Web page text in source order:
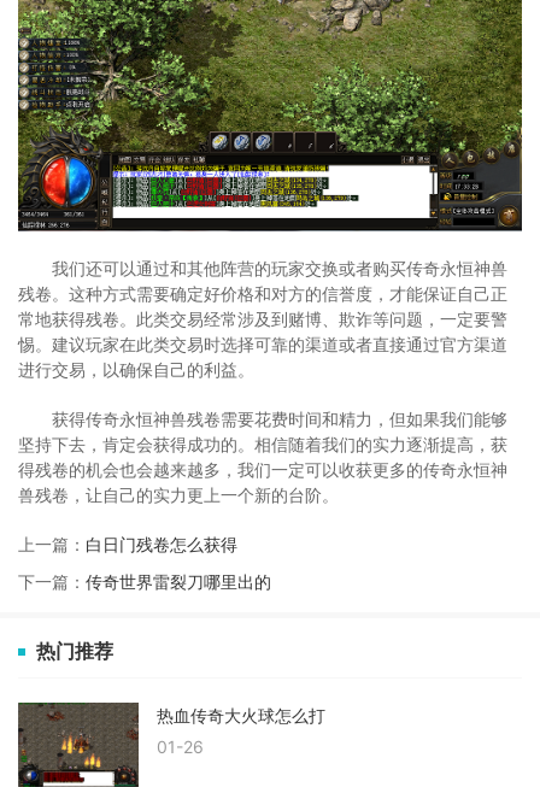
我们还可以通过和其他阵营的玩家交换或者购买传奇永恒神兽
残卷。这种方式需要确定好价格和对方的信誉度，才能保证自己正
常地获得残卷。此类交易经常涉及到赌博、欺诈等问题，一定要警
惕。建议玩家在此类交易时选择可靠的渠道或者直接通过官方渠道
进行交易，以确保自己的利益。
获得传奇永恒神兽残卷需要花费时间和精力，但如果我们能够
坚持下去，肯定会获得成功的。相信随着我们的实力逐渐提高，获
得残卷的机会也会越来越多，我们一定可以收获更多的传奇永恒神
兽残卷，让自己的实力更上一个新的台阶。
上一篇： 白日门残卷怎么获得
下一篇： 传奇世界雷裂刀哪里出的
热门推荐
热血传奇大火球怎么打
01-26